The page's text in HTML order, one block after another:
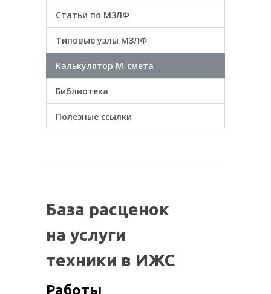
Статьи по МЗЛФ
Типовые узлы МЗЛФ
Калькулятор М-смета
Библиотека
Полезные ссылки
База расценок
на услуги
техники в ИЖС
Работы